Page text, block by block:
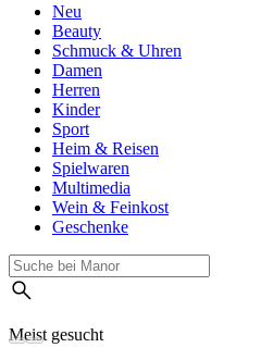
Neu
Beauty
Schmuck & Uhren
Damen
Herren
Kinder
Sport
Heim & Reisen
Spielwaren
Multimedia
Wein & Feinkost
Geschenke
Meist gesucht